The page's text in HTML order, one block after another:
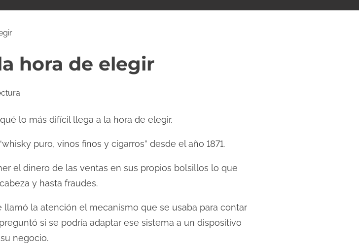
hora de elegir
lo más difícil llega a la hora de elegir.
puro, vinos finos y cigarros” desde el año 1871.
el dinero de las ventas en sus propios bolsillos lo que
y hasta fraudes.
llamó la atención el mecanismo que se usaba para contar
si se podría adaptar ese sistema a un dispositivo
negocio.